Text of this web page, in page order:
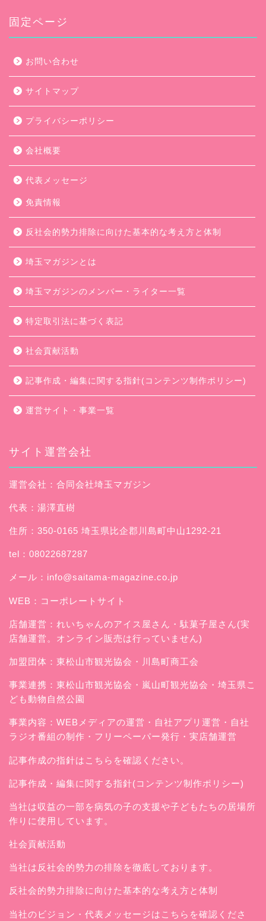
ブ
固定ページ
お問い合わせ
サイトマップ
プライバシーポリシー
会社概要
代表メッセージ
免責情報
反社会的勢力排除に向けた基本的な考え方と体制
埼玉マガジンとは
埼玉マガジンのメンバー・ライター一覧
特定取引法に基づく表記
社会貢献活動
記事作成・編集に関する指針(コンテンツ制作ポリシー)
運営サイト・事業一覧
サイト運営会社
運営会社：合同会社埼玉マガジン
代表：湯澤直樹
住所：350-0165 埼玉県比企郡川島町中山1292-21
tel：08022687287
メール： info@saitama-magazine.co.jp
WEB： コーポレートサイト
店舗運営： れいちゃんのアイス屋さん ・駄菓子屋さん(実
店舗運営。オンライン販売は行っていません)
加盟団体：東松山市観光協会・川島町商工会
事業連携：東松山市観光協会・嵐山町観光協会・埼玉県こ
ども動物自然公園
事業内容：WEBメディアの運営・自社アプリ運営・自社
ラジオ番組の制作・フリーペーパー発行・実店舗運営
記事作成の指針はこちらを確認ください。
記事作成・編集に関する指針(コンテンツ制作ポリシー)
当社は収益の一部を病気の子の支援や子どもたちの居場所
作りに使用しています。
社会貢献活動
当社は反社会的勢力の排除を徹底しております。
反社会的勢力排除に向けた基本的な考え方と体制
当社のビジョン・代表メッセージはこちらを確認くださ